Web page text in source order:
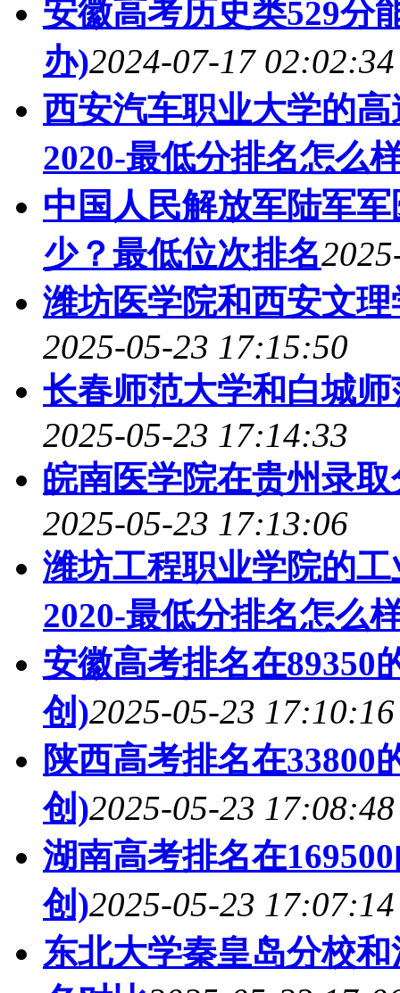
安徽高考历史类529分
办)2024-07-17 02:02:34
西安汽车职业大学的
2020-最低分排名怎么
中国人民解放军陆军
少？最低位次排名
潍坊医学院和西安文
2025-05-23 17:15:50
长春师范大学和白城
2025-05-23 17:14:33
皖南医学院在贵州录
2025-05-23 17:13:06
潍坊工程职业学院的
2020-最低分排名怎么
安徽高考排名在89350
创)2025-05-23 17:10:16
陕西高考排名在33800
创)2025-05-23 17:08:48
湖南高考排名在
创)2025-05-23 17:07:14
东北大学秦皇岛分校